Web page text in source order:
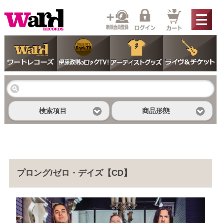
検索項目 商品形態
プロング/ゼロ・デイズ【CD】